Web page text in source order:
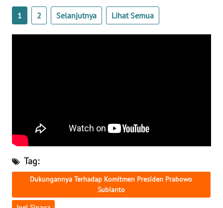
1 2 Selanjutnya Lihat Semua
Tag:
Dukungannya Terhadap Komitmen Presiden Prabowo
Subianto
WN
NUSANTARA
KALBAR
KALTENG